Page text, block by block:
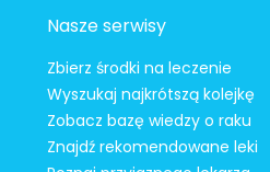
Nasze serwisy
Zbierz środki na leczenie
Wyszukaj najkrótszą kolejkę
Zobacz bazę wiedzy o raku
Znajdź rekomendowane leki